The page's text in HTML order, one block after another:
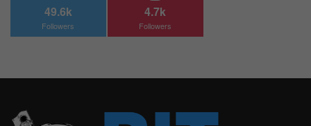
49.6k
Followers
4.7k
Followers